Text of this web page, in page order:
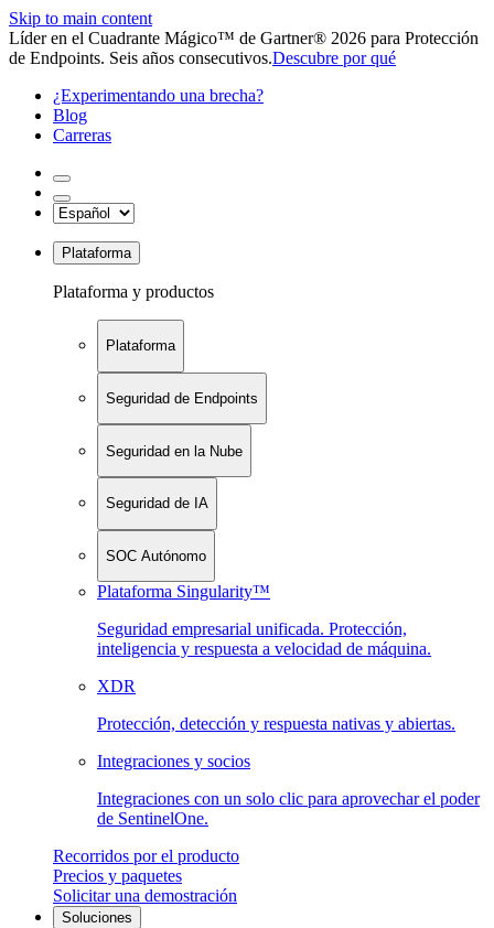
Skip to main content
Líder en el Cuadrante Mágico™ de Gartner® 2026 para Protección
de Endpoints. Seis años consecutivos.Descubre por qué
¿Experimentando una brecha?
Blog
Carreras
Plataforma
Plataforma y productos
Plataforma
Seguridad de Endpoints
Seguridad en la Nube
Seguridad de IA
SOC Autónomo
Plataforma Singularity™
Seguridad empresarial unificada. Protección,
inteligencia y respuesta a velocidad de máquina.
XDR
Protección, detección y respuesta nativas y abiertas.
Integraciones y socios
Integraciones con un solo clic para aprovechar el poder
de SentinelOne.
Recorridos por el producto
Precios y paquetes
Solicitar una demostración
Soluciones